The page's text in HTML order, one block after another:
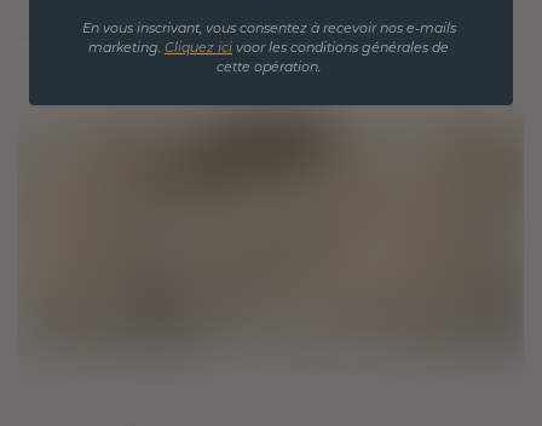
En vous inscrivant, vous consentez à recevoir nos e-mails
marketing. Cliquez ici voor les conditions générales de
cette opération.